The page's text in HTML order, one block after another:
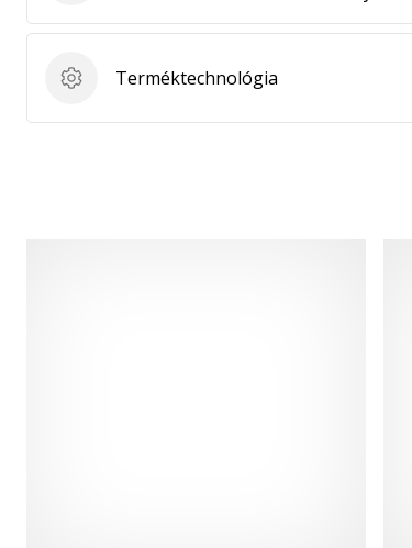
Terméktechnológia
Terméktechnológia